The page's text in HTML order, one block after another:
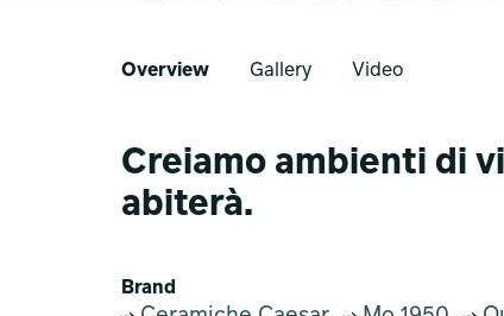
Overview Gallery Video
Creiamo ambienti di
abiterà.
Brand